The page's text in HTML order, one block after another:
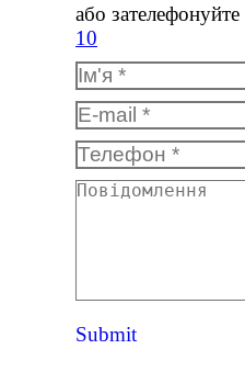
або зателефонуйте
10
Ім'я *
E-mail *
Телефон *
Повідомлення
Submit